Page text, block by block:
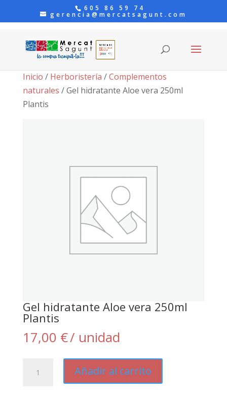
605 86 59 74
gerencia@mercatsagunt.com
Inicio / Herboristería /Complementos
naturales / Gel hidratante Aloe vera 250ml
Plantis
Gel hidratante Aloe vera 250ml
Plantis
17,00 €/ unidad
hidratante
Añadir al carrito